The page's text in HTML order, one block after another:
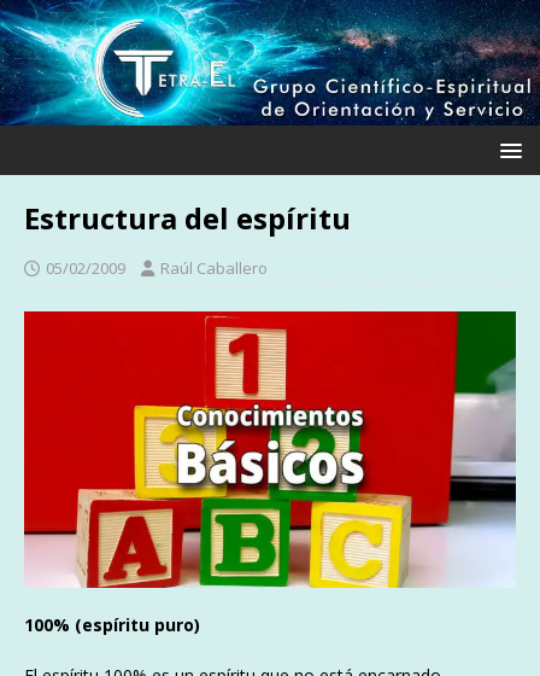
Estructura del espíritu
05/02/2009 Raúl Caballero
100% (espíritu puro)